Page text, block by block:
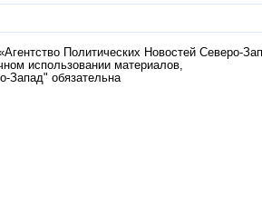
Политических Новостей Северо-
использовании материалов,
Запад" обязательна